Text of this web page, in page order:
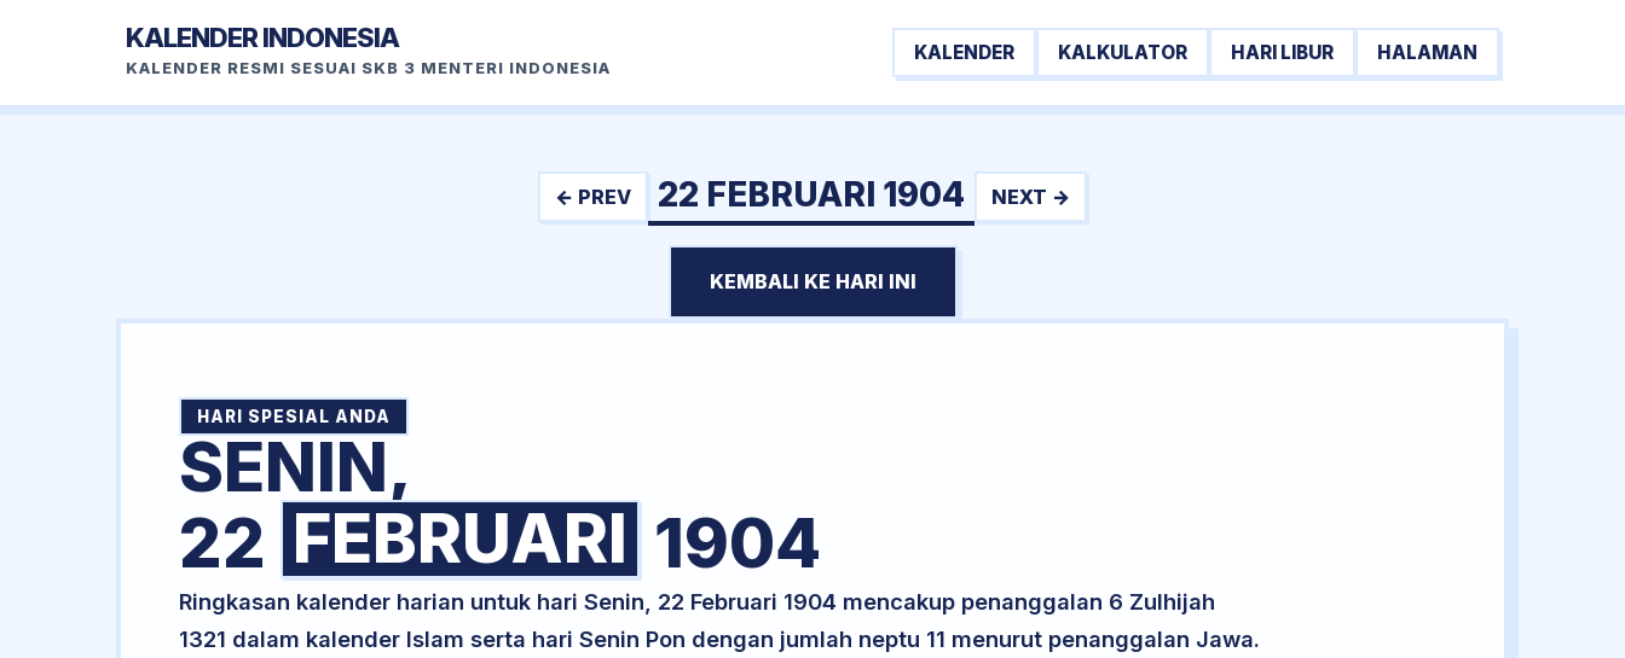
KALENDER INDONESIA
KALENDER RESMI SESUAI SKB 3 MENTERI INDONESIA
KALENDER KALKULATOR HARI LIBUR HALAMAN
← PREV 22 FEBRUARI 1904 NEXT →
KEMBALI KE HARI INI
HARI SPESIAL ANDA
SENIN,
22 FEBRUARI 1904
Ringkasan kalender harian untuk hari Senin, 22 Februari 1904 mencakup penanggalan 6 Zulhijah
1321 dalam kalender Islam serta hari Senin Pon dengan jumlah neptu 11 menurut penanggalan Jawa.